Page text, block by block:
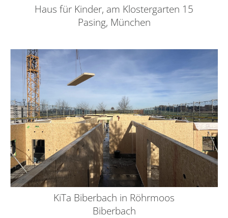
Haus für Kinder, am Klostergarten 15
Pasing, München
KiTa Biberbach in Röhrmoos
Biberbach